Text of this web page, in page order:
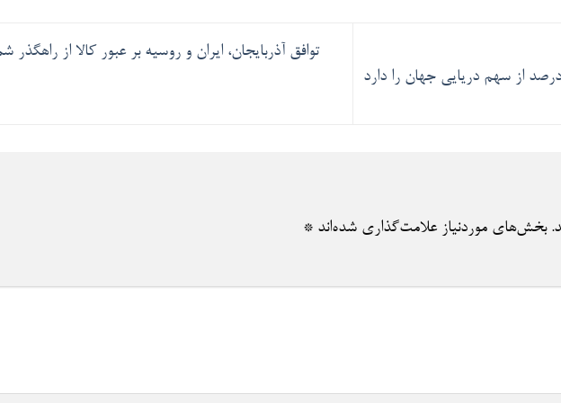
توافق آذربایجان، ایران و روسیه بر عبور کالا از
بخش‌های موردنیاز علامت‌گذاری شده‌اند *